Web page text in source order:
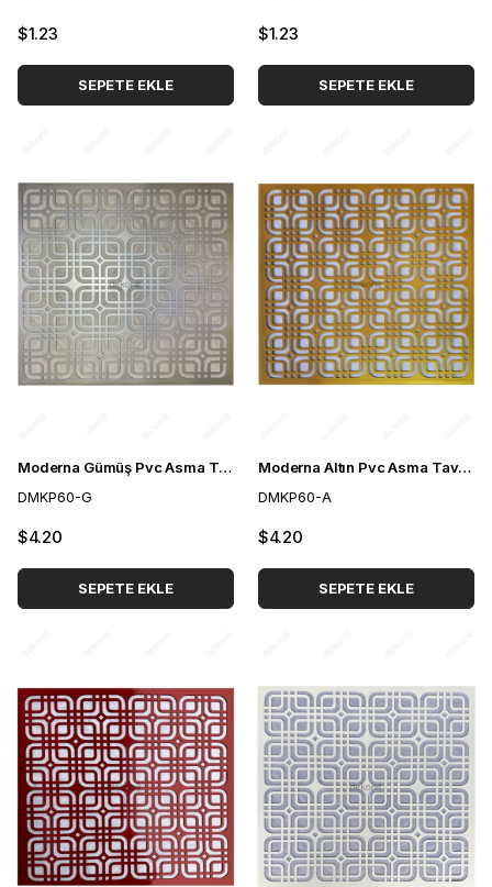
$1.23
SEPETE EKLE
$1.23
SEPETE EKLE
Moderna Gümüş Pvc Asma Tavan Paneli 60*60 cm
DMKP60-G
$4.20
SEPETE EKLE
Moderna Altın Pvc Asma Tavan Paneli 60*60 cm
DMKP60-A
$4.20
SEPETE EKLE